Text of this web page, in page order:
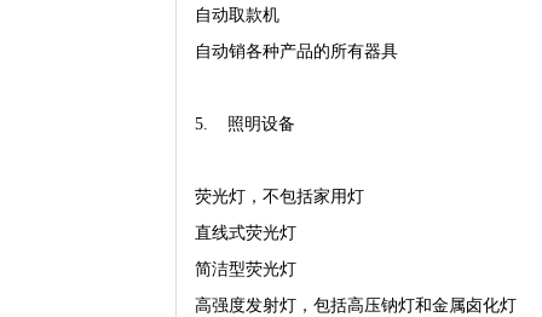
自动取款机
自动销各种产品的所有器具
5. 照明设备
荧光灯，不包括家用灯
直线式荧光灯
简洁型荧光灯
高强度发射灯，包括高压钠灯和金属卤化灯